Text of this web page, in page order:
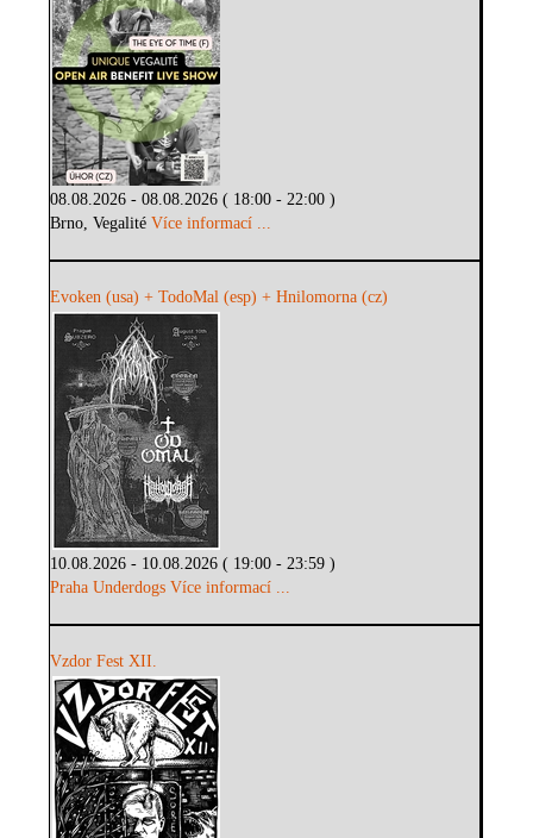
08.08.2026 - 08.08.2026 ( 18:00 - 22:00 )
Brno, VegalitéVíce informací ...
Evoken (usa) + TodoMal (esp) + Hnilomorna (cz)
10.08.2026 - 10.08.2026 ( 19:00 - 23:59 )
Praha Underdogs Více informací ...
Vzdor Fest XII.